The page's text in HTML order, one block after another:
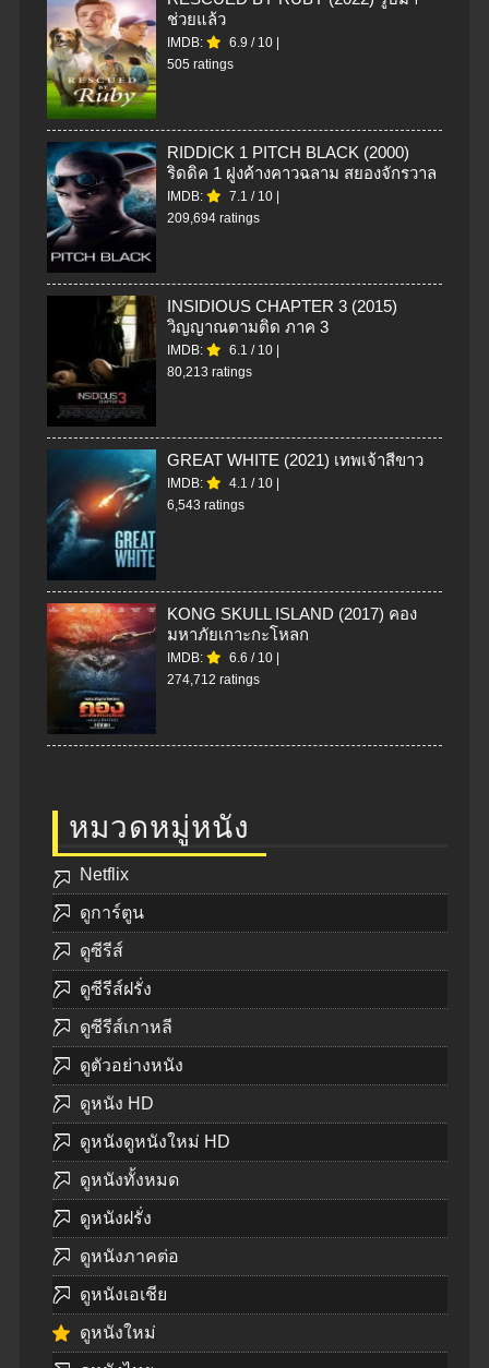
ช่วยแล้ว
IMDB: 6.9 / 10
505 ratings
RIDDICK 1 PITCH BLACK (2000)
ริดดิค 1 ฝูงค้างคาวฉลาม สยองจักรวาล
IMDB: 7.1 / 10
209,694 ratings
INSIDIOUS CHAPTER 3 (2015)
วิญญาณตามติด ภาค 3
IMDB: 6.1 / 10
80,213 ratings
GREAT WHITE (2021) เทพเจ้าสีขาว
IMDB: 4.1 / 10
6,543 ratings
KONG SKULL ISLAND (2017) คอง
มหาภัยเกาะกะโหลก
IMDB: 6.6 / 10
274,712 ratings
หมวดหมู่หนัง
Netflix
ดูการ์ตูน
ดูซีรีส์
ดูซีรีส์ฝรั่ง
ดูซีรีส์เกาหลี
ดูตัวอย่างหนัง
ดูหนัง HD
ดูหนังดูหนังใหม่ HD
ดูหนังทั้งหมด
ดูหนังฝรั่ง
ดูหนังภาคต่อ
ดูหนังเอเชีย
ดูหนังใหม่